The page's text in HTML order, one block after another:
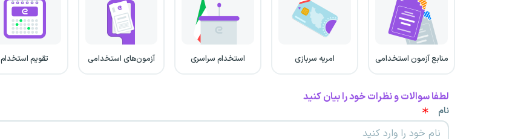
منابع آزمون استخدامی امریه سربازی استخدام سراسری آزمون‌های استخدامی تقویم استخدام
لطفا سوالات و نظرات خود را بیان کنید
نام